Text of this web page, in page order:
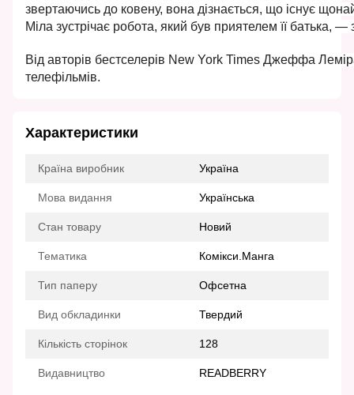
звертаючись до ковену, вона дізнається, що існує
Міла зустрічає робота, який був приятелем її батька,
Від авторів бестселерів New York Times Джеффа
телефільмів.
Характеристики
Країна виробник Україна
Мова видання Українська
Стан товару Новий
Тематика Комікси.Манга
Тип паперу Офсетна
Вид обкладинки Твердий
Кількість сторінок 128
Видавництво READBERRY